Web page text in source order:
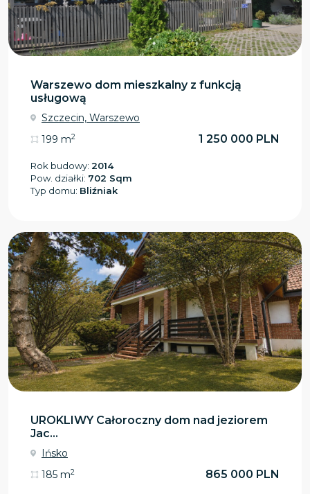
Warszewo dom mieszkalny z funkcją
usługową
Szczecin, Warszewo
199 m2 1 250 000 PLN
Rok budowy: 2014
Pow. działki: 702 Sqm
Typ domu: Bliźniak
UROKLIWY Całoroczny dom nad jeziorem
Jac...
Ińsko
185 m2 865 000 PLN